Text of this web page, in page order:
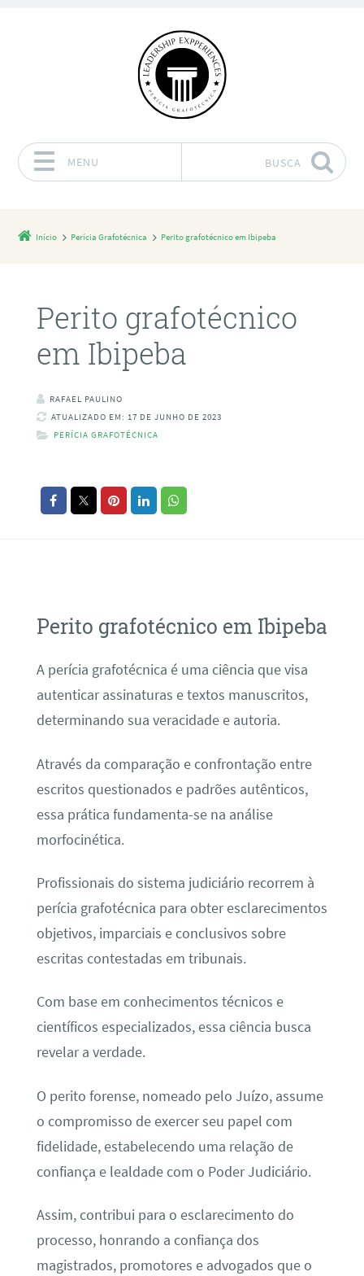
MENU BUSCA
Início Perícia Grafotécnica Perito grafotécnico em Ibipeba
Perito grafotécnico
em Ibipeba
RAFAEL PAULINO
ATUALIZADO EM: 17 DE JUNHO DE 2023
PERÍCIA GRAFOTÉCNICA
Perito grafotécnico em Ibipeba
A perícia grafotécnica é uma ciência que visa
autenticar assinaturas e textos manuscritos,
determinando sua veracidade e autoria.
Através da comparação e confrontação entre
escritos questionados e padrões autênticos,
essa prática fundamenta-se na análise
morfocinética.
Profissionais do sistema judiciário recorrem à
perícia grafotécnica para obter esclarecimentos
objetivos, imparciais e conclusivos sobre
escritas contestadas em tribunais.
Com base em conhecimentos técnicos e
científicos especializados, essa ciência busca
revelar a verdade.
O perito forense, nomeado pelo Juízo, assume
o compromisso de exercer seu papel com
fidelidade, estabelecendo uma relação de
confiança e lealdade com o Poder Judiciário.
Assim, contribui para o esclarecimento do
processo, honrando a confiança dos
magistrados, promotores e advogados que o